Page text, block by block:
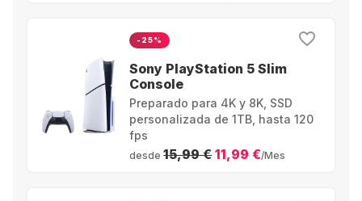
-25%
Sony PlayStation 5 Slim
Console
Preparado para 4K y 8K, SSD
personalizada de 1TB, hasta 120
fps
desde 15,99 €11,99 €/Mes